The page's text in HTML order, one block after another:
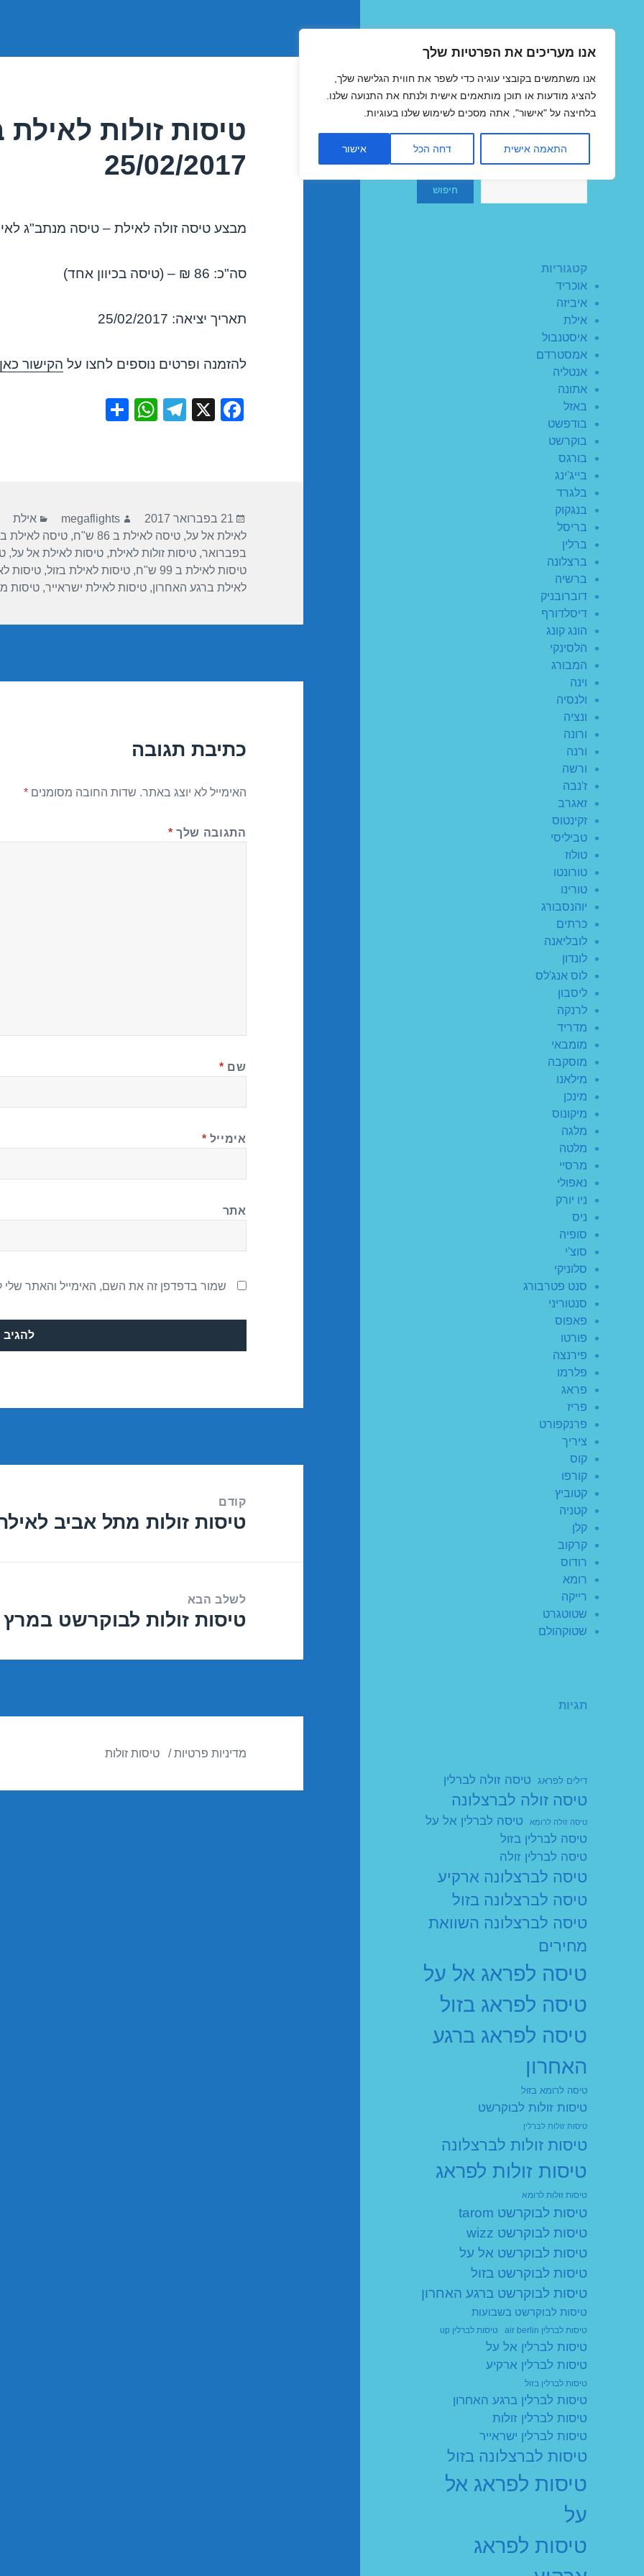
אנו מעריכים את הפרטיות שלך
אנו משתמשים בקובצי עוגיה כדי לשפר את חווית הגלישה שלך,
להציג מודעות או תוכן מותאמים אישית ולנתח את התנועה שלנו.
בלחיצה על "אישור", אתה מסכים לשימוש שלנו בעוגיות.
התאמה אישית דחה הכל אישור
MegaFlights טיסות מוזלות
חיפוש
חיפוש
קטגוריות
אוכריד
איביזה
אילת
איסטנבול
אמסטרדם
אנטליה
אתונה
באזל
בודפשט
בוקרשט
בורגס
בייג'ינג
בלגרד
בנגקוק
בריסל
ברלין
ברצלונה
ברשיה
דוברובניק
דיסלדורף
הונג קונג
הלסינקי
המבורג
וינה
ולנסיה
ונציה
ורונה
ורנה
ורשה
ז'נבה
זאגרב
זקינטוס
טביליסי
טולוז
טורונטו
טורינו
יוהנסבורג
כרתים
לובליאנה
לונדון
לוס אנג'לס
ליסבון
לרנקה
מדריד
מומבאי
מוסקבה
מילאנו
מינכן
מיקונוס
מלגה
מלטה
מרסיי
נאפולי
ניו יורק
ניס
סופיה
סוצ'י
סלוניקי
סנט פטרבורג
סנטוריני
פאפוס
פורטו
פירנצה
פלרמו
פראג
פריז
פרנקפורט
ציריך
קוס
קורפו
קטוביץ
קטניה
קלן
קרקוב
רודוס
רומא
רייקה
שטוטגרט
שטוקהולם
תגיות
דילים לפראג טיסה זולה לברלין
טיסה זולה לברצלונה
טיסה זולה לרומא
טיסה לברלין אל על
טיסה לברלין בזול
טיסה לברלין זולה
טיסה לברצלונה ארקיע
טיסה לברצלונה בזול
טיסה לברצלונה השוואת
מחירים
טיסה לפראג אל על
טיסה לפראג בזול
טיסה לפראג ברגע
האחרון
טיסה לרומא בזול
טיסות זולות לבוקרשט
טיסות זולות לברלין
טיסות זולות לברצלונה
טיסות זולות לפראג
טיסות זולות לרומא
טיסות לבוקרשט tarom
טיסות לבוקרשט wizz
טיסות לבוקרשט אל על
טיסות לבוקרשט בזול
טיסות לבוקרשט ברגע האחרון
טיסות לבוקרשט בשבועות
טיסות לברלין air berlin טיסות לברלין up
טיסות לברלין אל על
טיסות לברלין ארקיע
טיסות לברלין בזול
טיסות לברלין ברגע האחרון
טיסות לברלין זולות
טיסות לברלין ישראייר
טיסות לברצלונה בזול
טיסות לפראג אל
על
טיסות לפראג
טיסות זולות
25/02/2017
מבצע טיסה זולה לאילת – טיסה מנתב"ג
סה"כ: 86 ₪ – (טיסה בכיוון אחד)
תאריך יציאה: 25/02/2017
להזמנה ופרטים נוספים לחצו על הקישור
F
o
o
k
X
T
m
W
p
p
פורסם
בתאריך
21 בפברואר 2017 מחבר
megaflights
אילת
לאילת אל על,טיסה לאילת ב 86 ש"ח ,טיסה לאילת
בפברואר,טיסות זולות לאילת,טיסות לאילת אל על,
טיסות לאילת ב 99 ש"ח
,טיסות לאילת בזול,טיסות
לאילת ברגע האחרון,טיסות לאילת ישראייר,טיסות
כתיבת תגובה
האימייל לא יוצג באתר. שדות החובה מסומנים*
התגובה שלך *
שם *
אימייל *
אתר
שמור בדפדפן זה את השם, האימייל והאתר
קודם
הפוסט
טיסות זולות מתל אביב לאילת 25/02/
לשלב הבא
הפוסט
טיסות זולות לבוקרשט במרץ 05/03/
מדיניות פרטיות טיסות זולות